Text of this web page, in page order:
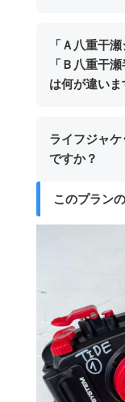
プでご用意
で無料貸し
当日スタッフ
す。
め、揺れも
な方は、事
を取ってご参
海況に問題
本的に開催
宮古島の海は
礁や魚たち
ご安心くださ
「Ａ八重干
「Ｂ八重干
は何が違いま
所要時間及
す。
間3時間で2～
要時間4.5時
ライフジャ
ですか？
安全管理上
してシュノ
できません
を着用いた
このプラン